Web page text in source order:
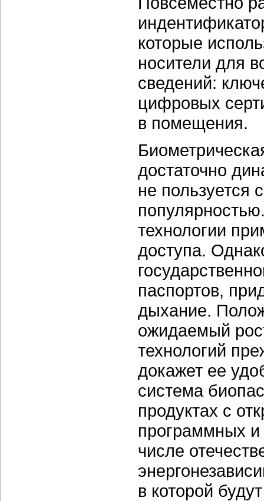
которые
носители для
сведений:
цифровых
в помещения.
достаточно
не пользуется
технологии
доступа.
паспортов,
дыхание.
ожидаемый
технологий
докажет ее
система
продуктах с
программных
числе
в которой